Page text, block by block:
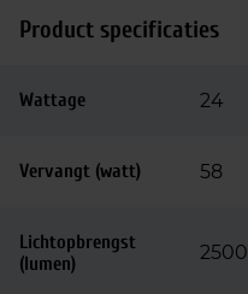
Product specificaties
Wattage 24
Vervangt (watt) 58
Lichtopbrengst
(lumen)
2500